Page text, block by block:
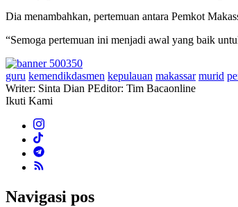
Dia menambahkan, pertemuan antara Pemkot
“Semoga pertemuan ini menjadi awal yang baik
guru kemendikdasmen kepulauan makassar murid
Writer: Sinta Dian PEditor: Tim Bacaonline
Ikuti Kami
Navigasi pos